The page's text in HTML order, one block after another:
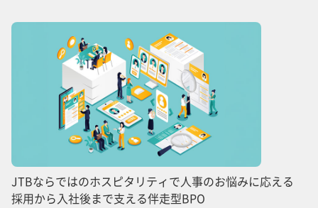
JTBならではのホスピタリティで人事のお悩みに応える
採用から入社後まで支える伴走型BPO